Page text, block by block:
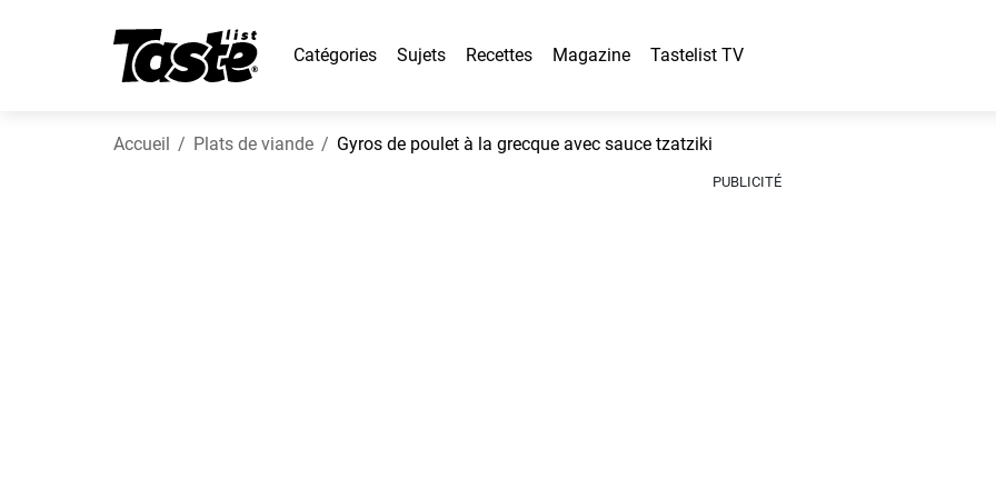
Catégories Sujets Recettes Magazine Tastelist TV
Accueil Plats de viande Gyros de poulet à la grecque avec sauce tzatziki
PUBLICITÉ